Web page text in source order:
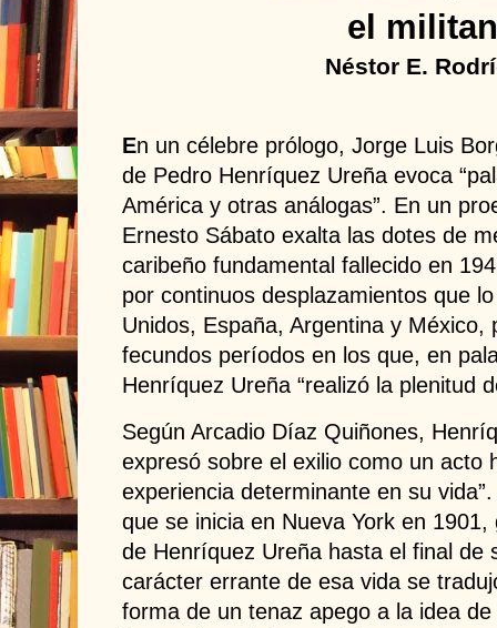
el
Néstor E.
En un célebre prólogo, Jorge Luis
de Pedro Henríquez Ureña evoca
América y otras análogas”. En un
Ernesto Sábato exalta las dotes de
caribeño fundamental fallecido en
por continuos desplazamientos que
Unidos, España, Argentina y
fecundos períodos en los que, en
Henríquez Ureña “realizó la plenitud
Según Arcadio Díaz Quiñones,
expresó sobre el exilio como un acto
experiencia determinante en su
que se inicia en Nueva York en
de Henríquez Ureña hasta el final de
carácter errante de esa vida se
forma de un tenaz apego a la idea